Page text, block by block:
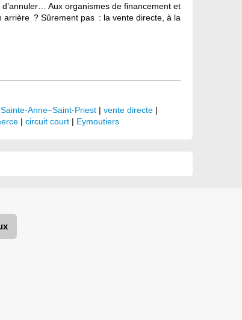
Aux organismes de financement et
arrière ? Sûrement pas : la vente directe, à la
Sainte-Anne–Saint-Priest | vente directe |
| circuit court | Eymoutiers